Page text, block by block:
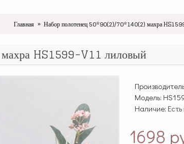
Главная Набор полотенец 50*90(2)/70*140(2) махра
HS1599-V11 лиловый
Модель:
Наличие:
1698